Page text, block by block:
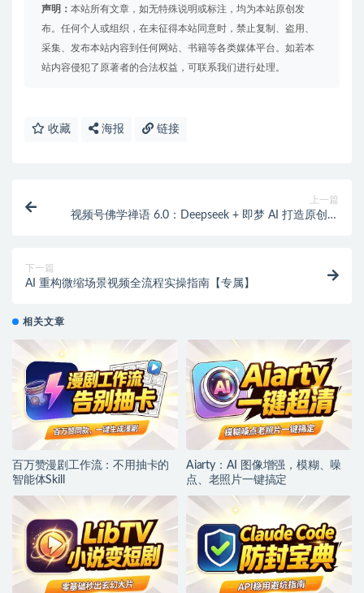
声明： 本站所有文章，如无特殊说明或标注，均为本站原创发
布。任何个人或组织，在未征得本站同意时，禁止复制、盗用、
采集、发布本站内容到任何网站、书籍等各类媒体平台。如若本
站内容侵犯了原著者的合法权益，可联系我们进行处理。
收藏 海报 链接
上一篇
视频号佛学禅语 6.0：Deepseek + 即梦 AI 打造原创吸
下一篇
AI 重构微缩场景视频全流程实操指南【专属】
相关文章
百万赞漫剧工作流：不用抽卡的
智能体Skill
Aiarty：AI 图像增强，模糊、噪
点、老照片一键搞定